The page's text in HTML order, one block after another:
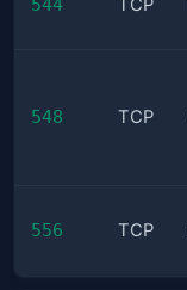
544 TCP
548 TCP
556 TCP